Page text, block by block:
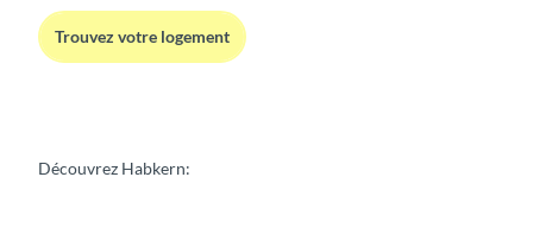
Trouvez votre logement
Découvrez Habkern: